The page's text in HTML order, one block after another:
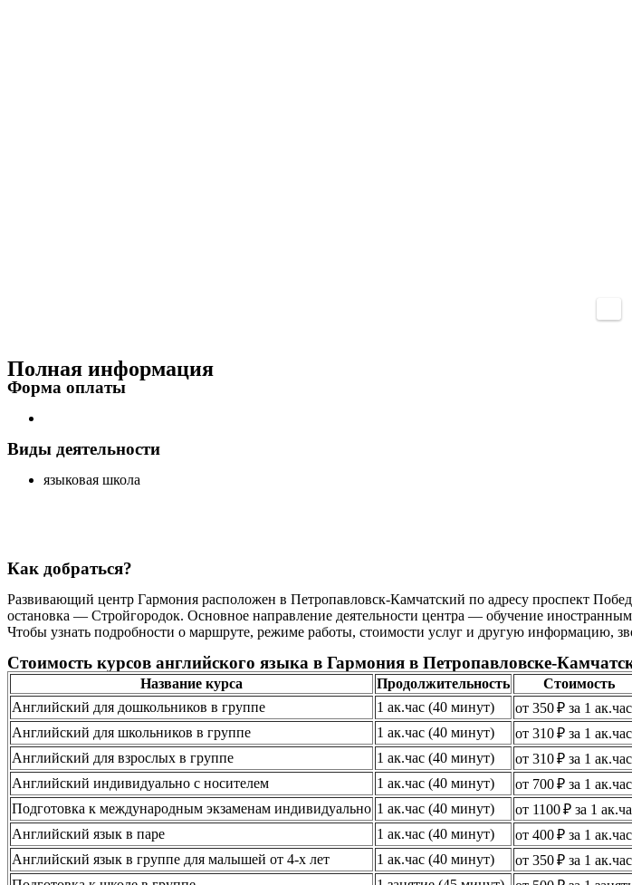
Полная информация
Форма оплаты
Виды деятельности
языковая школа
Как добраться?
Развивающий центр Гармония расположен в Петропавловск-Камчатский по адресу проспект
остановка — Стройгородок. Основное направление деятельности центра — обучение
Чтобы узнать подробности о маршруте, режиме работы, стоимости услуг и другую информацию,
Стоимость курсов английского языка в Гармония в Петропавловске-
Название курса Продолжительность
Стоимость
Английский для дошкольников в группе
1 ак.час (40 минут)
от 350 ₽ за 1 ак.час
Английский для школьников в группе
1 ак.час (40 минут)
от 310 ₽ за 1 ак.час
Английский для взрослых в группе
1 ак.час (40 минут)
от 310 ₽ за 1 ак.час
Английский индивидуально с носителем
1 ак.час (40 минут)
от 700 ₽ за 1 ак.час
Подготовка к международным экзаменам индивидуально 1 ак.час (40 минут)
от 1100 ₽ за 1
Английский язык в паре
1 ак.час (40 минут)
от 400 ₽ за 1 ак.час
Английский язык в группе для малышей от 4-х лет
1 ак.час (40 минут)
от 350 ₽ за 1 ак.час